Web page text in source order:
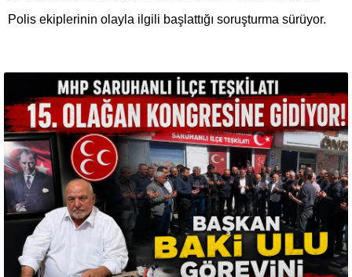
Polis ekiplerinin olayla ilgili başlattığı soruşturma sürüyor.